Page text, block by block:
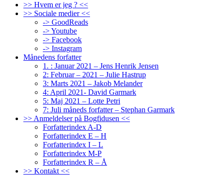
>> Hvem er jeg ? <<
>> Sociale medier <<
-> GoodReads
-> Youtube
-> Facebook
-> Instagram
Månedens forfatter
1. : Januar 2021 – Jens Henrik Jensen
2: Februar – 2021 – Julie Hastrup
3: Marts 2021 – Jakob Melander
4: April 2021- David Garmark
5: Maj 2021 – Lotte Petri
7: Juli måneds forfatter – Stephan Garmark
>> Anmeldelser på Bogfidusen <<
Forfatterindex A-D
Forfatterindex E – H
Forfatterindex I – L
Forfatterindex M-P
Forfatterindex R – Å
>> Kontakt <<